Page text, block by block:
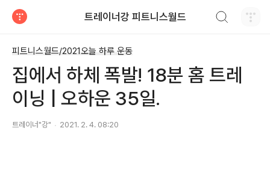
트레이너강 피트니스월드
피트니스월드/2021오늘 하루 운동
집에서 하체 폭발! 18분 홈 트레
이닝 | 오하운 35일.
트레이너"강" 2021. 2. 4. 08:20